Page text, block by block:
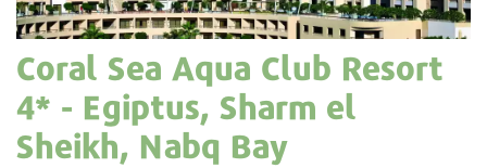
Coral Sea Aqua Club Resort
4* - Egiptus, Sharm el
Sheikh, Nabq Bay